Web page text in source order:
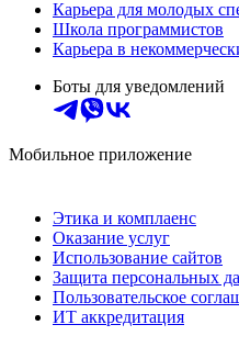
Карьера для молодых
Школа программистов
Карьера в
Боты для уведомлений
Мобильное приложение
Этика и комплаенс
Оказание услуг
Использование сайтов
Защита персональных
Пользовательское
ИТ аккредитация